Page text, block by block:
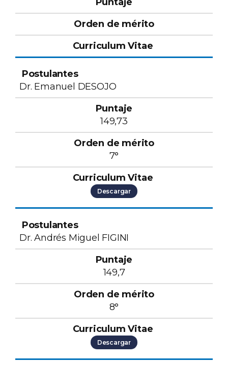
Dr. Emanuel DESOJO
149,73
7°
Descargar
Dr. Andrés Miguel FIGINI
149,7
8°
Descargar